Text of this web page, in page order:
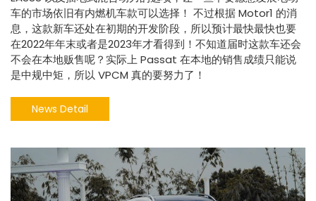
车的市场依旧有内燃机车款可以选择！ 不过根据 Motor1 的消
息，这款新车还处在初期的开发阶段，所以预计最快最快也要
在2022年年末或者是2023年才看得到！不知道届时这款车还会
不会在本地贩售呢？实际上 Passat 在本地的销售成绩只能说
是中规中矩，所以 VPCM 真的要努力了！
News Detail